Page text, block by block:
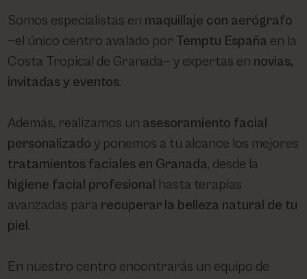
Somos especialistas en maquillaje con aerógrafo
—el único centro avalado por Temptu España en la
Costa Tropical de Granada— y expertas en novias,
invitadas y eventos.
Además, realizamos un asesoramiento facial
personalizado y ponemos a tu alcance los mejores
tratamientos faciales en Granada, desde la
higiene facial profesional hasta terapias
avanzadas para recuperar la belleza natural de tu
piel.
En nuestro centro encontrarás un equipo de